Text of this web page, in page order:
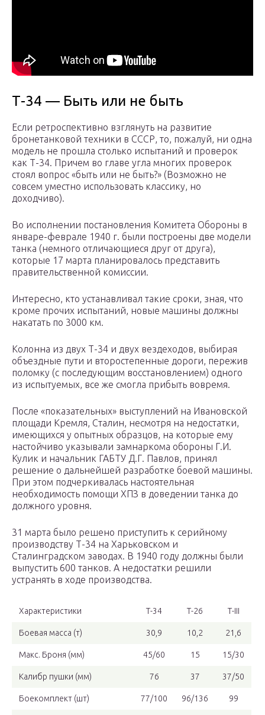
Т-34 — Быть или не быть
Если ретроспективно взглянуть на развитие
бронетанковой техники в СССР, то, пожалуй, ни одна
модель не прошла столько испытаний и проверок
как Т-34. Причем во главе угла многих проверок
стоял вопрос «быть или не быть?» (Возможно не
совсем уместно использовать классику, но
доходчиво).
Во исполнении постановления Комитета Обороны в
январе-феврале 1940 г. были построены две модели
танка (немного отличающиеся друг от друга),
которые 17 марта планировалось представить
правительственной комиссии.
Интересно, кто устанавливал такие сроки, зная, что
кроме прочих испытаний, новые машины должны
накатать по 3000 км.
Колонна из двух Т-34 и двух вездеходов, выбирая
объездные пути и второстепенные дороги, пережив
поломку (с последующим восстановлением) одного
из испытуемых, все же смогла прибыть вовремя.
После «показательных» выступлений на Ивановской
площади Кремля, Сталин, несмотря на недостатки,
имеющихся у опытных образцов, на которые ему
настойчиво указывали замнаркома обороны Г.И.
Кулик и начальник ГАБТУ Д.Г. Павлов, принял
решение о дальнейшей разработке боевой машины.
При этом подчеркивалась настоятельная
необходимость помощи ХПЗ в доведении танка до
должного уровня.
31 марта было решено приступить к серийному
производству Т-34 на Харьковском и
Сталинградском заводах. В 1940 году должны были
выпустить 600 танков. А недостатки решили
устранять в ходе производства.
Характеристики Т-34 Т-26 Т-III
Боевая масса (т) 30,9 10,2 21,6
Макс. Броня (мм) 45/60 15 15/30
Калибр пушки (мм) 76 37 37/50
Боекомплект (шт) 77/100 96/136 99